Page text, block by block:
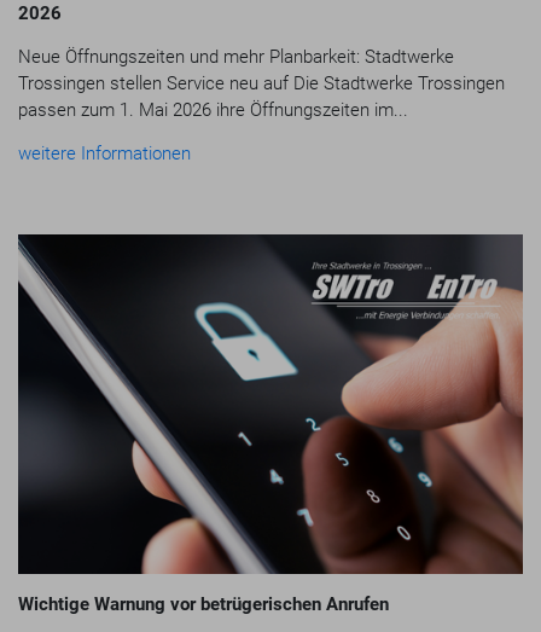
2026
Neue Öffnungszeiten und mehr Planbarkeit: Stadtwerke
Trossingen stellen Service neu auf Die Stadtwerke Trossingen
passen zum 1. Mai 2026 ihre Öffnungszeiten im...
weitere Informationen
Wichtige Warnung vor betrügerischen Anrufen